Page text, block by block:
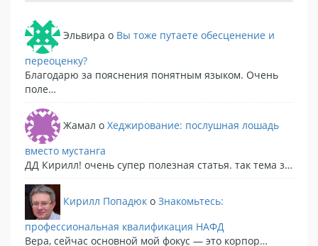
Эльвира o Вы тоже путаете обесценение и
переоценку?
Благодарю за пояснения понятным языком. Очень
поле…
Жамал o Хеджирование: послушная лошадь
вместо мустанга
ДД Кирилл! очень супер полезная статья. так тема з…
Кирилл Попадюк o Знакомьтесь:
профессиональная квалификация НАФД
Вера, сейчас основной мой фокус — это корпор…